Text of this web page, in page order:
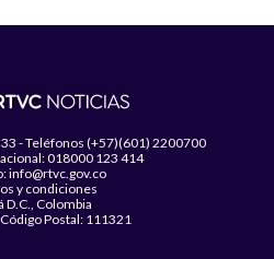
33 - Teléfonos (+57)(601) 2200700
018000 123 414
info@rtvc.gov.co
y condiciones
D.C., Colombia
Postal: 111321